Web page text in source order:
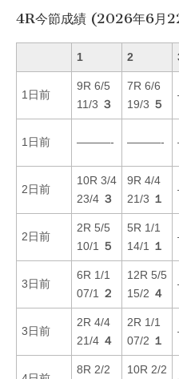
4R今節成績 (2026年6月
1 2
1日前
9R 6/5
11/3 ３
7R 6/6
19/3 ５
1日前 ———- ———-
2日前
10R 3/4
23/4 ３
9R 4/4
21/3 １
2日前
2R 5/5
10/1
５
5R 1/1
14/1
１
3日前
6R 1/1
07/1
２
12R 5/5
15/2 ４
3日前
2R 4/4
21/4 ４
2R 1/1
07/2 １
8R 2/2
10R 2/2